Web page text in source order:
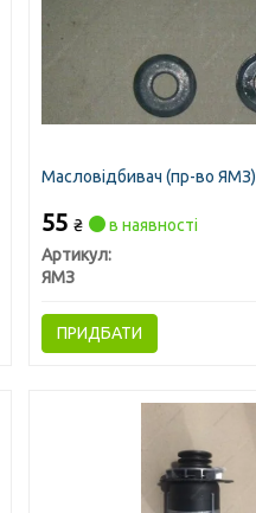
Масловідбивач (пр-во ЯМЗ)
55₴
в наявності
Артикул:
ЯМЗ
ПРИДБАТИ